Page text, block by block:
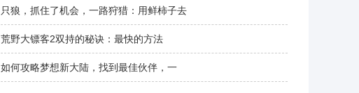
只狼，抓住了机会，一路狩猎：用鲜柿子去
荒野大镖客2双持的秘诀：最快的方法
如何攻略梦想新大陆，找到最佳伙伴，一